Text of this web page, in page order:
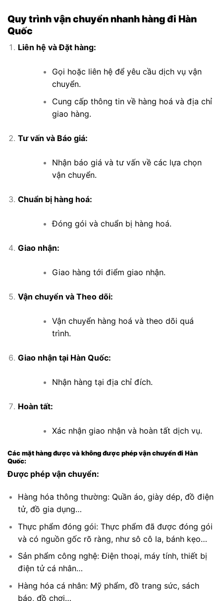
Quy trình vận chuyển nhanh hàng đi Hàn
Quốc
Liên hệ và Đặt hàng:
Gọi hoặc liên hệ để yêu cầu dịch vụ vận
chuyển.
Cung cấp thông tin về hàng hoá và địa chỉ
giao hàng.
Tư vấn và Báo giá:
Nhận báo giá và tư vấn về các lựa chọn
vận chuyển.
Chuẩn bị hàng hoá:
Đóng gói và chuẩn bị hàng hoá.
Giao nhận:
Giao hàng tới điểm giao nhận.
Vận chuyển và Theo dõi:
Vận chuyển hàng hoá và theo dõi quá
trình.
Giao nhận tại Hàn Quốc:
Nhận hàng tại địa chỉ đích.
Hoàn tất:
Xác nhận giao nhận và hoàn tất dịch vụ.
Các mặt hàng được và không được phép vận chuyển đi Hàn
Quốc:
Được phép vận chuyển:
Hàng hóa thông thường: Quần áo, giày dép, đồ điện
tử, đồ gia dụng…
Thực phẩm đóng gói: Thực phẩm đã được đóng gói
và có nguồn gốc rõ ràng, như sô cô la, bánh kẹo…
Sản phẩm công nghệ: Điện thoại, máy tính, thiết bị
điện tử cá nhân…
Hàng hóa cá nhân: Mỹ phẩm, đồ trang sức, sách
báo, đồ chơi…